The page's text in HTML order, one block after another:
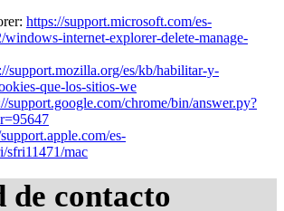
https://support.microsoft.com/es-
windows-internet-explorer-delete-manage-
support.mozilla.org/es/kb/habilitar-y-
que-los-sitios-we
support.google.com/chrome/bin/answer.py?
es-
sfri11471/mac
de contacto